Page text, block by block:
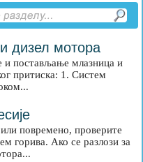
дизел мотора
постављање млазница и
притиска: 1. Систем
повремено, проверите
горива. Ако се разлози за